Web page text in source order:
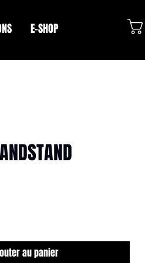
E-SHOP
au panier